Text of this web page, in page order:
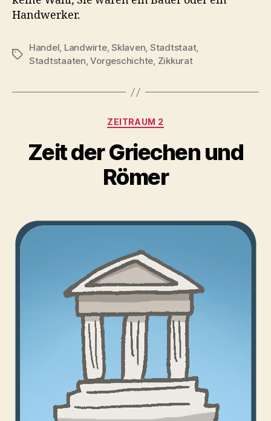
Handwerker.
Schlagwörter
Handel, Landwirte,Sklaven, Stadtstaat,
Stadtstaaten,Vorgeschichte, Zikkurat
Kategorien
ZEITRAUM 2
Zeit der Griechen und
Römer